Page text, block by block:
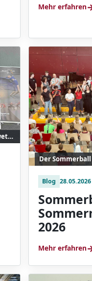
Mehr erfahren
Die StageFlow-Formation beim Bundeswettbewerb „Tanzen in der Schule“.
Blog 28.05.2026
2026
Mehr erfahren